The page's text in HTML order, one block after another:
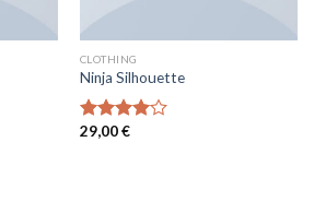
CLOTHING
Ninja Silhouette
Valutato
29,00€